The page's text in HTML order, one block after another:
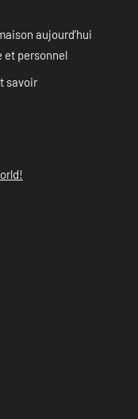
aujourd’hui
et personnel
savoir